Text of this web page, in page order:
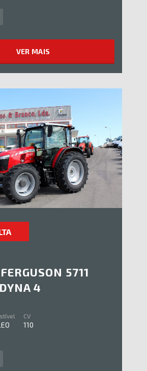
VER MAIS
5711
4
CV
110